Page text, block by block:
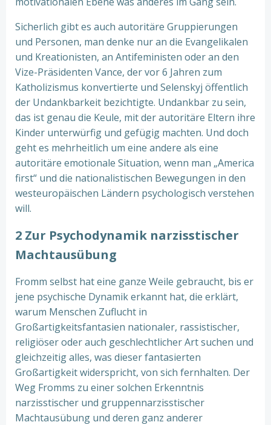
Sicherlich gibt es auch autoritäre Gruppierungen
und Personen, man denke nur an die Evangelikalen
und Kreationisten, an Antifeministen oder an den
Vize-Präsidenten Vance, der vor 6 Jahren zum
Katholizismus konvertierte und Selenskyj öffentlich
der Undankbarkeit bezichtigte. Undankbar zu sein,
das ist genau die Keule, mit der autoritäre Eltern ihre
Kinder unterwürfig und gefügig machten. Und doch
geht es mehrheitlich um eine andere als eine
autoritäre emotionale Situation, wenn man „America
first“ und die nationalistischen Bewegungen in den
westeuropäischen Ländern psychologisch verstehen
will.
2 Zur Psychodynamik narzisstischer
Machtausübung
Fromm selbst hat eine ganze Weile gebraucht, bis er
jene psychische Dynamik erkannt hat, die erklärt,
warum Menschen Zuflucht in
Großartigkeitsfantasien nationaler, rassistischer,
religiöser oder auch geschlechtlicher Art suchen und
gleichzeitig alles, was dieser fantasierten
Großartigkeit widerspricht, von sich fernhalten. Der
Weg Fromms zu einer solchen Erkenntnis
narzisstischer und gruppennarzisstischer
Machtausübung und deren ganz anderer